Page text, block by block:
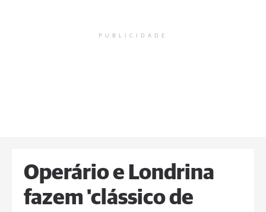
PUBLICIDADE
Operário e Londrina
fazem 'clássico de